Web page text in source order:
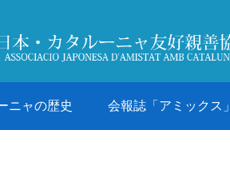
ニャの歴史 会報誌「アミックス」